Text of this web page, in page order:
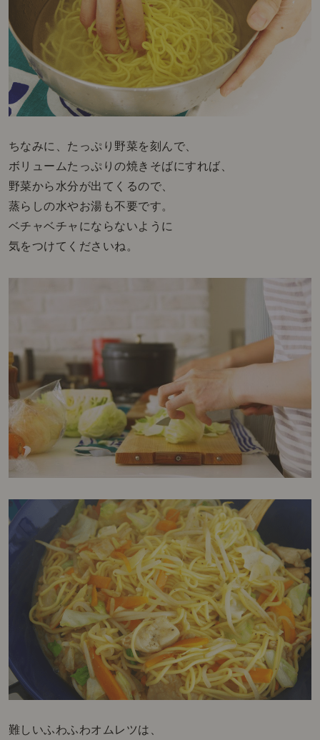
ちなみに、たっぷり野菜を刻んで、
ボリュームたっぷりの焼きそばにすれば、
野菜から水分が出てくるので、
蒸らしの水やお湯も不要です。
ベチャベチャにならないように
気をつけてくださいね。
難しいふわふわオムレツは、